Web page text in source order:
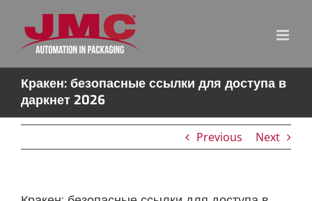
content
Кракен: безопасные ссылки для доступа в
даркнет 2026
Previous Next